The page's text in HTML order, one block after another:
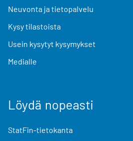
Neuvonta ja tietopalvelu
Kysy tilastoista
Usein kysytyt kysymykset
Medialle
Löydä nopeasti
StatFin-tietokanta